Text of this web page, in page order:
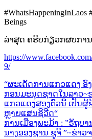
#WhatsHappeningInLaos
Beings
ລ່າສຸດ ຄຣີບກ່ຽວກຜບກາ
https://
9/
Post
navigation
Previous
Post:
“ຜະເດັດການແກວແດງ ອົ
ກອນມະນຸດຊາດໃນລາວ~
ແກວແດງສອງຕົວນີ້ ເປັນຜູ້
ຫຼາຍແສນຊິວີດ“
Next
Post:
ການເມືອງພະມ້າ : ”ຣັຖ
ນາງອອງຊານ ຊູຈິ ”~ຂ່າວຈ